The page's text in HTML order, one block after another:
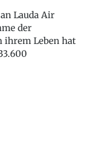
Lauda Air
der
ihrem Leben hat